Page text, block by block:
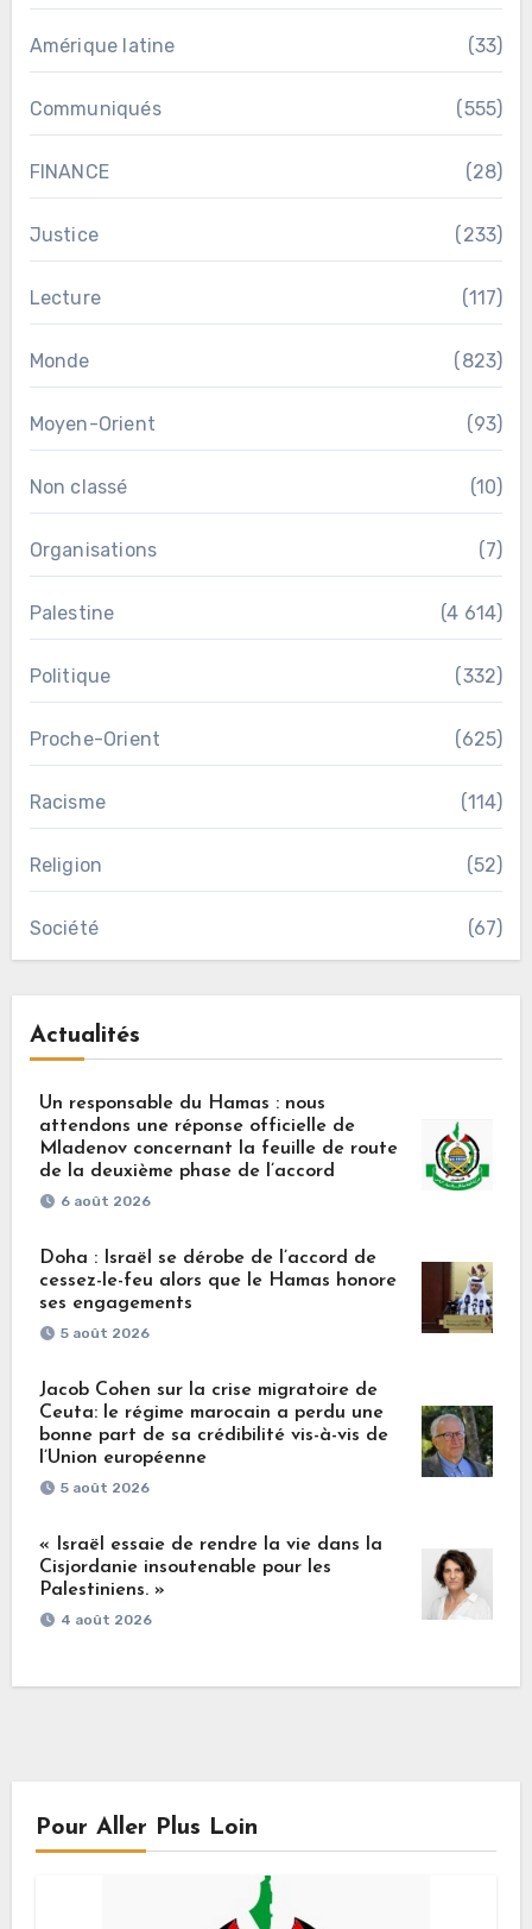
Amérique latine (33)
Communiqués (555)
FINANCE (28)
Justice (233)
Lecture (117)
Monde (823)
Moyen-Orient (93)
Non classé (10)
Organisations (7)
Palestine (4 614)
Politique (332)
Proche-Orient (625)
Racisme (114)
Religion (52)
Société (67)
Actualités
Un responsable du Hamas : nous
attendons une réponse officielle de
Mladenov concernant la feuille de route
de la deuxième phase de l’accord
6 août 2026
Doha : Israël se dérobe de l’accord de
cessez-le-feu alors que le Hamas honore
ses engagements
5 août 2026
Jacob Cohen sur la crise migratoire de
Ceuta: le régime marocain a perdu une
bonne part de sa crédibilité vis-à-vis de
l’Union européenne
5 août 2026
« Israël essaie de rendre la vie dans la
Cisjordanie insoutenable pour les
Palestiniens. »
4 août 2026
Pour Aller Plus Loin